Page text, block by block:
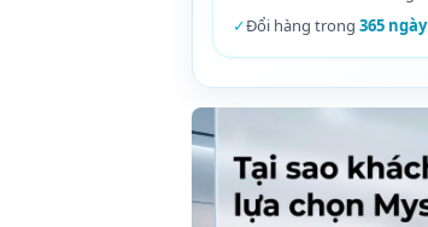
✓Đổi hàng trong 365 ngày